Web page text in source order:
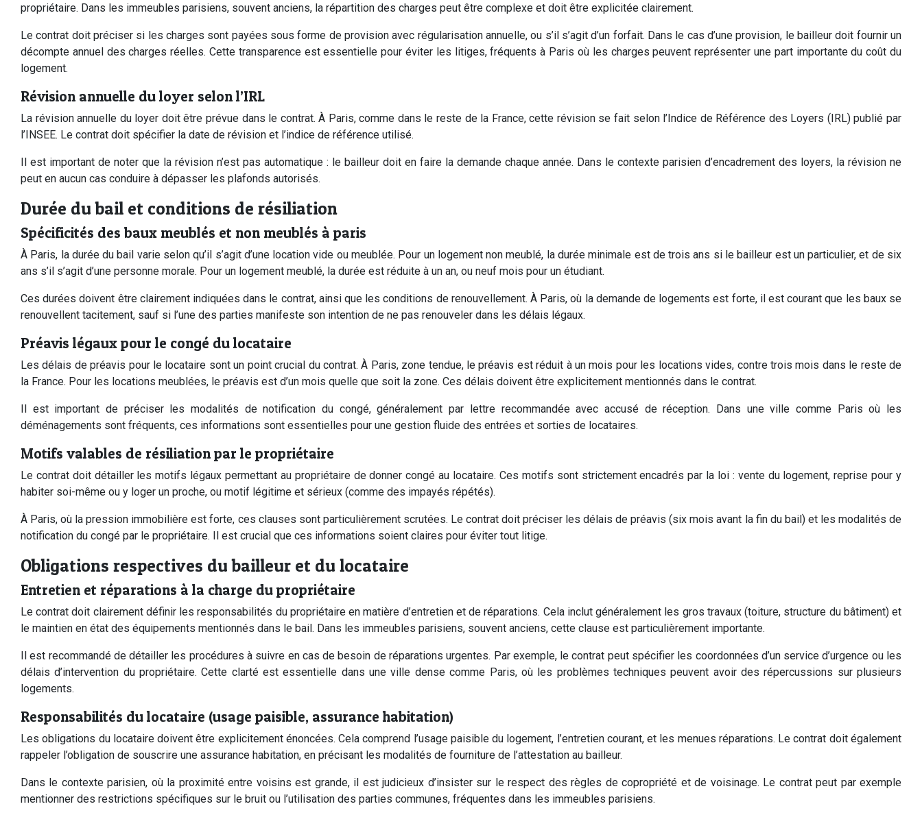
propriétaire. Dans les immeubles parisiens, souvent anciens, la répartition des charges peut être complexe et doit être explicitée clairement.
Le contrat doit préciser si les charges sont payées sous forme de provision avec régularisation annuelle, ou s’il s’agit d’un forfait. Dans le cas d’une provision, le bailleur doit fournir un
décompte annuel des charges réelles. Cette transparence est essentielle pour éviter les litiges, fréquents à Paris où les charges peuvent représenter une part importante du coût du
logement.
Révision annuelle du loyer selon l’IRL
La révision annuelle du loyer doit être prévue dans le contrat. À Paris, comme dans le reste de la France, cette révision se fait selon l’Indice de Référence des Loyers (IRL) publié par
l’INSEE. Le contrat doit spécifier la date de révision et l’indice de référence utilisé.
Il est important de noter que la révision n’est pas automatique : le bailleur doit en faire la demande chaque année. Dans le contexte parisien d’encadrement des loyers, la révision ne
peut en aucun cas conduire à dépasser les plafonds autorisés.
Durée du bail et conditions de résiliation
Spécificités des baux meublés et non meublés à paris
À Paris, la durée du bail varie selon qu’il s’agit d’une location vide ou meublée. Pour un logement non meublé, la durée minimale est de trois ans si le bailleur est un particulier, et de six
ans s’il s’agit d’une personne morale. Pour un logement meublé, la durée est réduite à un an, ou neuf mois pour un étudiant.
Ces durées doivent être clairement indiquées dans le contrat, ainsi que les conditions de renouvellement. À Paris, où la demande de logements est forte, il est courant que les baux se
renouvellent tacitement, sauf si l’une des parties manifeste son intention de ne pas renouveler dans les délais légaux.
Préavis légaux pour le congé du locataire
Les délais de préavis pour le locataire sont un point crucial du contrat. À Paris, zone tendue, le préavis est réduit à un mois pour les locations vides, contre trois mois dans le reste de
la France. Pour les locations meublées, le préavis est d’un mois quelle que soit la zone. Ces délais doivent être explicitement mentionnés dans le contrat.
Il est important de préciser les modalités de notification du congé, généralement par lettre recommandée avec accusé de réception. Dans une ville comme Paris où les
déménagements sont fréquents, ces informations sont essentielles pour une gestion fluide des entrées et sorties de locataires.
Motifs valables de résiliation par le propriétaire
Le contrat doit détailler les motifs légaux permettant au propriétaire de donner congé au locataire. Ces motifs sont strictement encadrés par la loi : vente du logement, reprise pour y
habiter soi-même ou y loger un proche, ou motif légitime et sérieux (comme des impayés répétés).
À Paris, où la pression immobilière est forte, ces clauses sont particulièrement scrutées. Le contrat doit préciser les délais de préavis (six mois avant la fin du bail) et les modalités de
notification du congé par le propriétaire. Il est crucial que ces informations soient claires pour éviter tout litige.
Obligations respectives du bailleur et du locataire
Entretien et réparations à la charge du propriétaire
Le contrat doit clairement définir les responsabilités du propriétaire en matière d’entretien et de réparations. Cela inclut généralement les gros travaux (toiture, structure du bâtiment) et
le maintien en état des équipements mentionnés dans le bail. Dans les immeubles parisiens, souvent anciens, cette clause est particulièrement importante.
Il est recommandé de détailler les procédures à suivre en cas de besoin de réparations urgentes. Par exemple, le contrat peut spécifier les coordonnées d’un service d’urgence ou les
délais d’intervention du propriétaire. Cette clarté est essentielle dans une ville dense comme Paris, où les problèmes techniques peuvent avoir des répercussions sur plusieurs
logements.
Responsabilités du locataire (usage paisible, assurance habitation)
Les obligations du locataire doivent être explicitement énoncées. Cela comprend l’usage paisible du logement, l’entretien courant, et les menues réparations. Le contrat doit également
rappeler l’obligation de souscrire une assurance habitation, en précisant les modalités de fourniture de l’attestation au bailleur.
Dans le contexte parisien, où la proximité entre voisins est grande, il est judicieux d’insister sur le respect des règles de copropriété et de voisinage. Le contrat peut par exemple
mentionner des restrictions spécifiques sur le bruit ou l’utilisation des parties communes, fréquentes dans les immeubles parisiens.